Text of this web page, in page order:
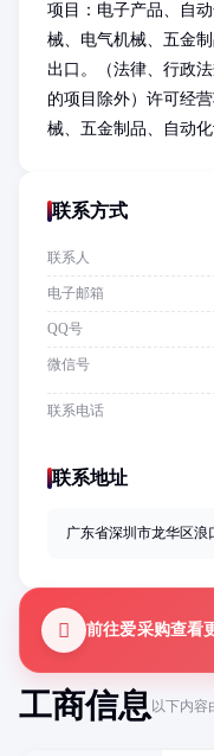
工商信息以下内容
项目：电子产品、自
械、电气机械、五金
出口。（法律、行政
的项目除外）许可经
械、五金制品、自动
联系方式
联系人
电子邮箱
QQ号
微信号
联系电话
联系地址
广东省深圳市龙华区浪
前往爱采购查看